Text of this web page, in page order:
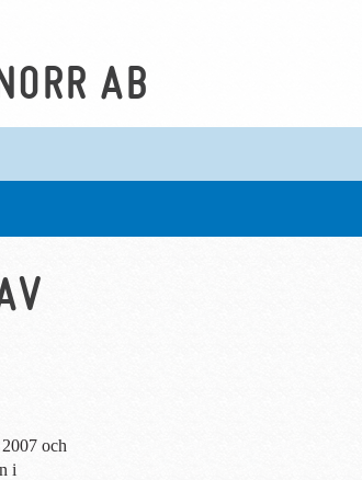
AB
och
i